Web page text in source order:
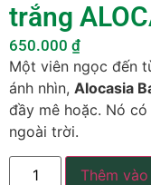
trắng
650.000 ₫
Một viên ngọc đến
ánh nhìn, Alocasia
đầy mê hoặc. Nó
ngoài trời.
Thêm